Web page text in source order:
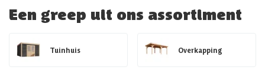
Een greep uit ons assortiment
Tuinhuis Overkapping